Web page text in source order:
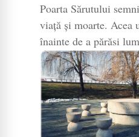
Poarta Sărutului
viață și moarte. Acea
înainte de a părăsi